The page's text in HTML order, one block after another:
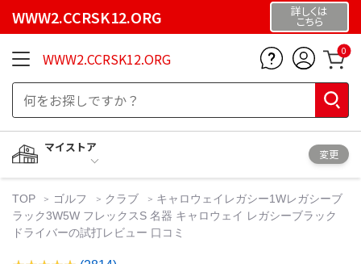
WWW2.CCRSK12.ORG 詳しくは
こちら
WWW2.CCRSK12.ORG 0
マイストア
変更
TOP ゴルフ クラブ
キャロウェイレガシー1Wレガシーブ
ラック3W5W フレックスS 名器 キャロウェイ レガシーブラック
ドライバーの試打レビュー 口コミ